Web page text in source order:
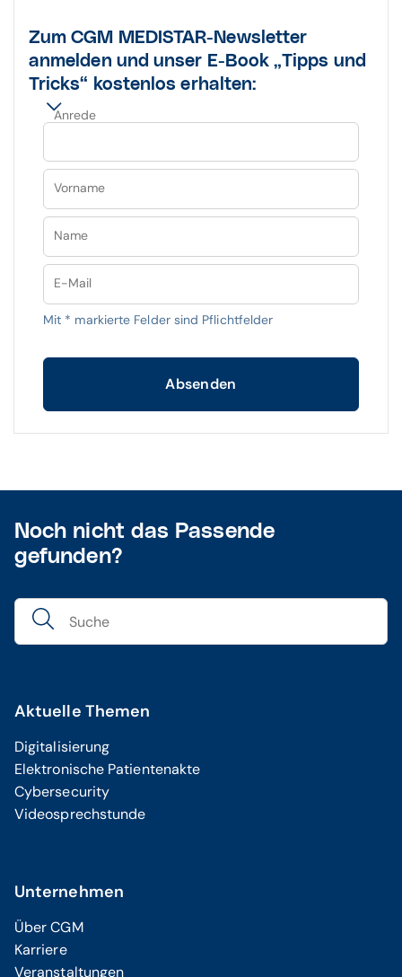
Zum CGM MEDISTAR-Newsletter
anmelden und unser E-Book „Tipps und
Tricks“ kostenlos erhalten:
Anrede
Vorname
Name
E-Mail
Mit * markierte Felder sind Pflichtfelder
Absenden
Noch nicht das Passende
gefunden?
Aktuelle Themen
Digitalisierung
Elektronische Patientenakte
Cybersecurity
Videosprechstunde
Unternehmen
Über CGM
Karriere
Veranstaltungen